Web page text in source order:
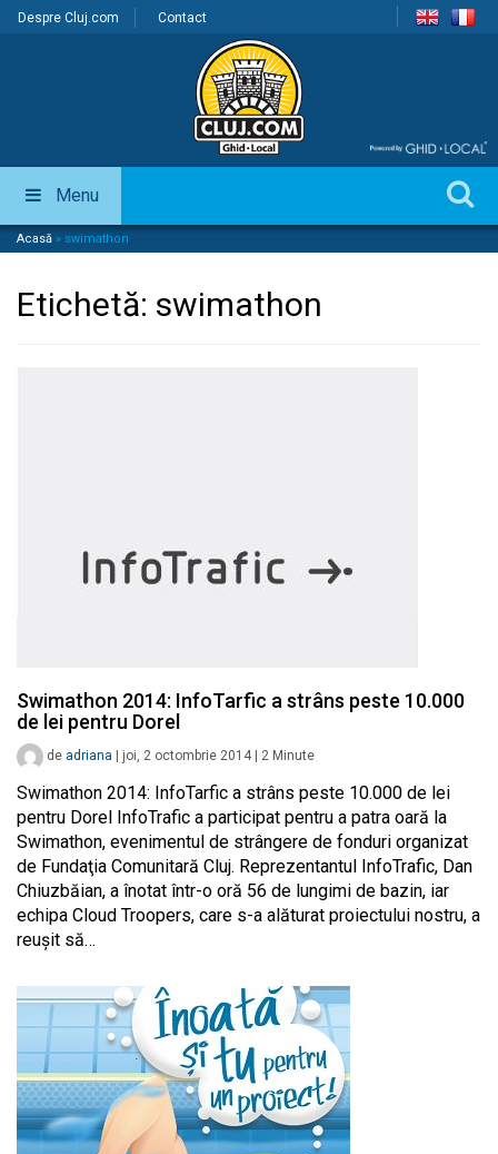
Despre Cluj.com Contact
Menu
Acasă » swimathon
Etichetă: swimathon
Swimathon 2014: InfoTarfic a strâns peste 10.000
de lei pentru Dorel
de adriana joi, 2 octombrie 2014 2 Minute
Swimathon 2014: InfoTarfic a strâns peste 10.000 de lei
pentru Dorel InfoTrafic a participat pentru a patra oară la
Swimathon, evenimentul de strângere de fonduri organizat
de Fundaţia Comunitară Cluj. Reprezentantul InfoTrafic, Dan
Chiuzbăian, a înotat într-o oră 56 de lungimi de bazin, iar
echipa Cloud Troopers, care s-a alăturat proiectului nostru, a
reuşit să…